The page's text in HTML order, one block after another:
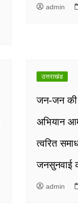
admin
उत्तराखंड
जन-जन की
अभियान
त्वरित
जनसुनवाई
admin